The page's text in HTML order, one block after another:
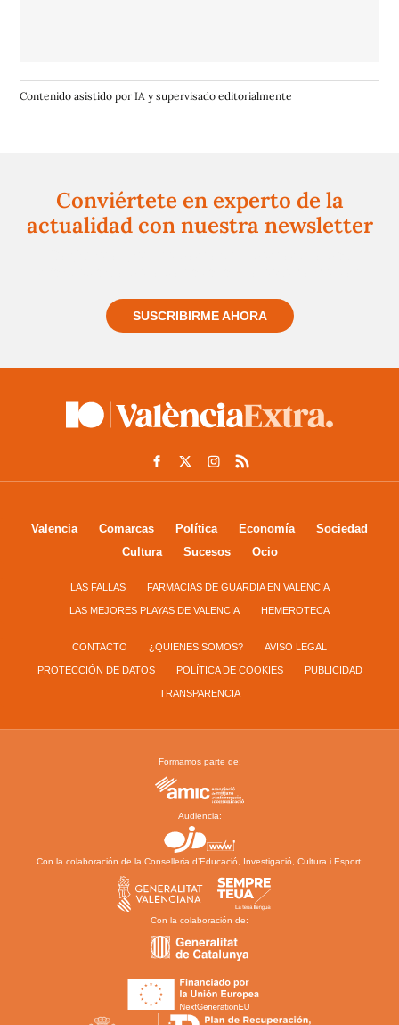
Contenido asistido por IA y supervisado editorialmente
Conviértete en experto de la
actualidad con nuestra newsletter
SUSCRIBIRME AHORA
Valencia Comarcas Política Economía
Sociedad
Cultura
Sucesos Ocio
LAS FALLAS FARMACIAS DE GUARDIA EN VALENCIA
LAS MEJORES PLAYAS DE VALENCIA HEMEROTECA
CONTACTO ¿QUIENES SOMOS? AVISO LEGAL
PROTECCIÓN DE DATOS POLÍTICA DE COOKIES PUBLICIDAD
TRANSPARENCIA
Formamos parte de:
Audiencia:
Con la colaboración de la Conselleria d’Educació, Investigació, Cultura i Esport:
Con la colaboración de: